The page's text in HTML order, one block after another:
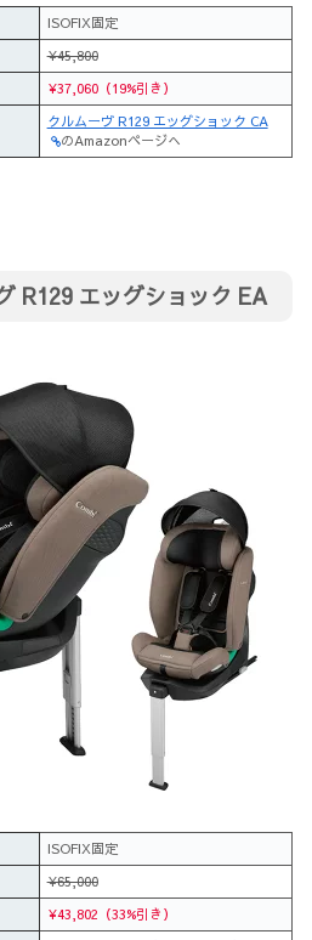
ISOFIX固定
¥45,800
¥37,060（19%引き）
クルムーヴ R129 エッグショック CA
のAmazonページへ
R129 エッグショック EA
ISOFIX固定
¥65,000
¥43,802（33%引き）